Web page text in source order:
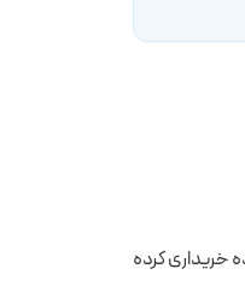
خریداری کرده